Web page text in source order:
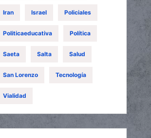
Iran Israel Policiales
Politicaeducativa Política
Saeta Salta Salud
San Lorenzo Tecnología
Vialidad